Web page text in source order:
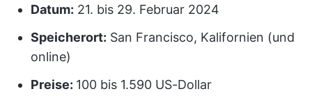
Datum: 21. bis 29. Februar 2024
Speicherort: San Francisco, Kalifornien (und
online)
Preise: 100 bis 1.590 US-Dollar